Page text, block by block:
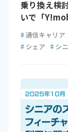
乗り換え検
いで「
# 通信キャリア
# シェア # シ